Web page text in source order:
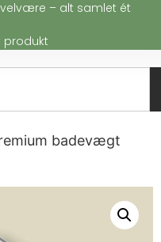
– alt samlet ét
produkt
badevægt